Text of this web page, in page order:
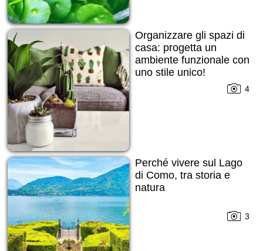
Organizzare gli spazi di
casa: progetta un
ambiente funzionale con
uno stile unico!
4
Perché vivere sul Lago
di Como, tra storia e
natura
3